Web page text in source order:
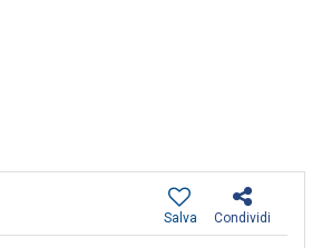
Condividi
Salva